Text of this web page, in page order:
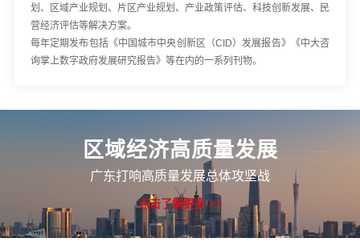
划、区域产业规划、片区产业规划、产业政策评估、科技创新发展、民
营经济评估等解决方案。
每年定期发布包括《中国城市中央创新区（CID）发展报告》《中大咨
询掌上数字政府发展研究报告》等在内的一系列刊物。
区域经济高质量发展
广东打响高质量发展总体攻坚战
点击了解更多 >>